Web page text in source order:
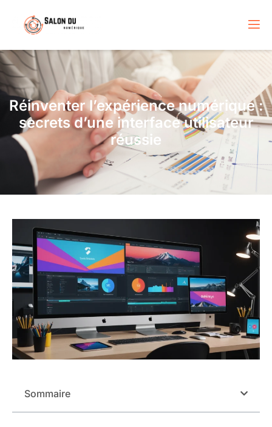
Réinventer l’expérience numérique :
secrets d’une interface utilisateur
réussie
Sommaire